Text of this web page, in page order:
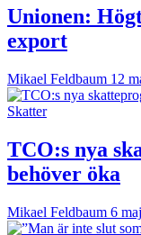
Unionen:
export
Mikael Feldbaum 12
Skatter
TCO:s nya
behöver öka
Mikael Feldbaum 6